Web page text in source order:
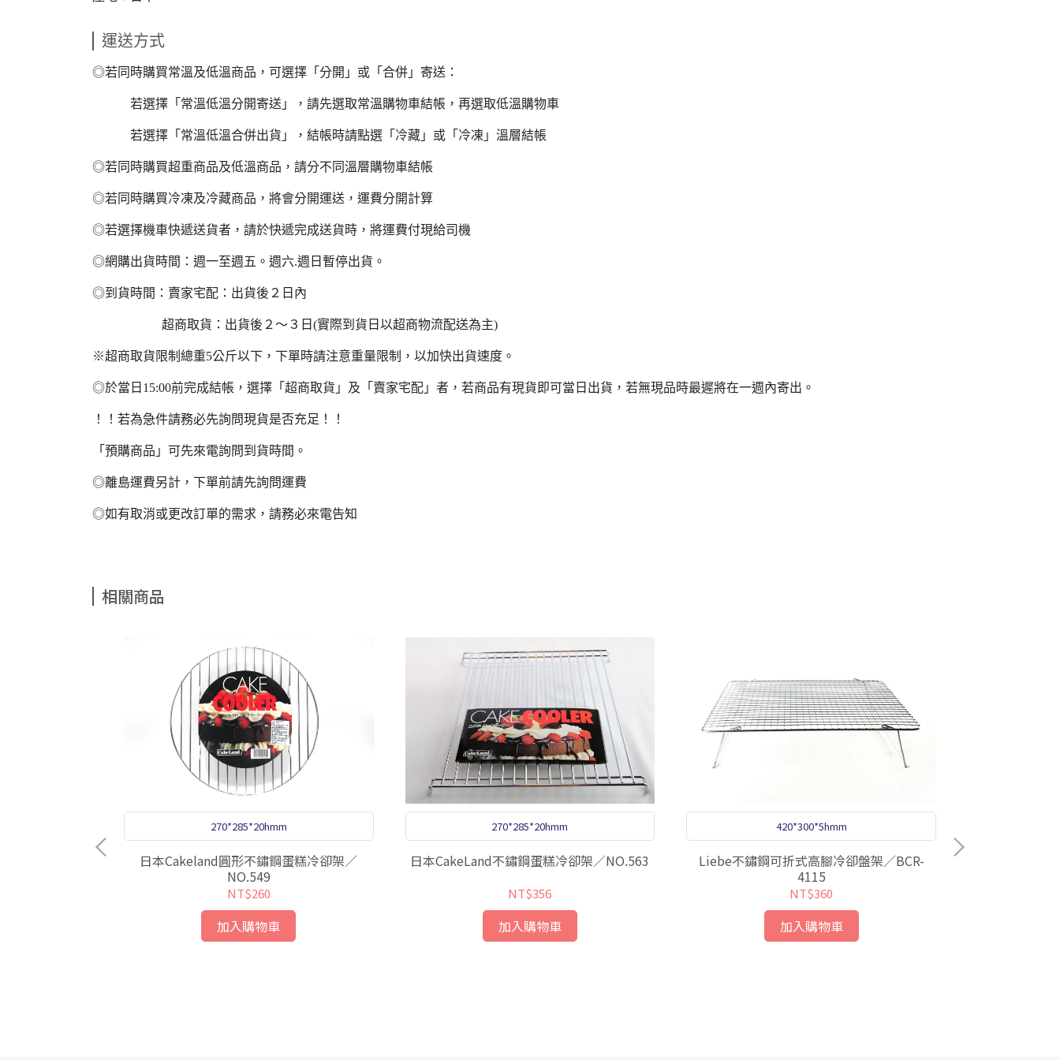
運送方式
◎若同時購買常溫及低溫商品，可選擇「分開」或「合併」寄送：
若選擇「常溫低溫分開寄送」，請先選取常溫購物車結帳，再選取低溫購物車
若選擇「常溫低溫合併出貨」，結帳時請點選「冷藏」或「冷凍」溫層結帳
◎若同時購買超重商品及低溫商品，請分不同溫層購物車結帳
◎若同時購買冷凍及冷藏商品，將會分開運送，運費分開計算
◎若選擇機車快遞送貨者，請於快遞完成送貨時，將運費付現給司機
◎網購出貨時間：週一至週五。週六.週日暫停出貨。
◎到貨時間：賣家宅配：出貨後２日內
超商取貨：出貨後２～３日(實際到貨日以超商物流配送為主)
※超商取貨限制總重5公斤以下，下單時請注意重量限制，以加快出貨速度。
◎於當日15:00前完成結帳，選擇「超商取貨」及「賣家宅配」者，若商品有現貨即可當日出貨，若無現品時最遲將在一週內寄出。
！！若為急件請務必先詢問現貨是否充足！！
「預購商品」可先來電詢問到貨時間。
◎離島運費另計，下單前請先詢問運費
◎如有取消或更改訂單的需求，請務必來電告知
相關商品
270*285*20hmm
日本Cakeland圓形不鏽鋼蛋糕冷卻架／
NO.549
NT$260
加入購物車
270*285*20hmm
日本CakeLand不鏽鋼蛋糕冷卻架／NO.563
NT$356
加入購物車
420*300*5hmm
Liebe不鏽鋼可折式高腳冷卻盤架／BCR-
4115
NT$360
加入購物車